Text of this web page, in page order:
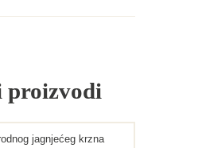
proizvodi
jagnjećeg krzna